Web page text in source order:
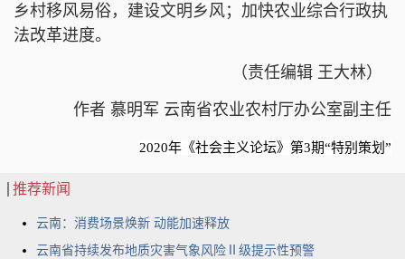
乡村移风易俗，建设文明乡风；加快农业综合行政执
法改革进度。
（责任编辑 王大林）
​作者 慕明军 云南省农业农村厅办公室副主任
2020年《社会主义论坛》第3期“特别策划”
推荐新闻
云南：消费场景焕新 动能加速释放
云南省持续发布地质灾害气象风险Ⅱ级提示性预警